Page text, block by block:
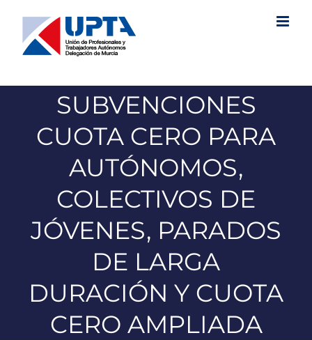
contenido
SUBVENCIONES
CUOTA CERO PARA
AUTÓNOMOS,
COLECTIVOS DE
JÓVENES, PARADOS
DE LARGA
DURACIÓN Y CUOTA
CERO AMPLIADA